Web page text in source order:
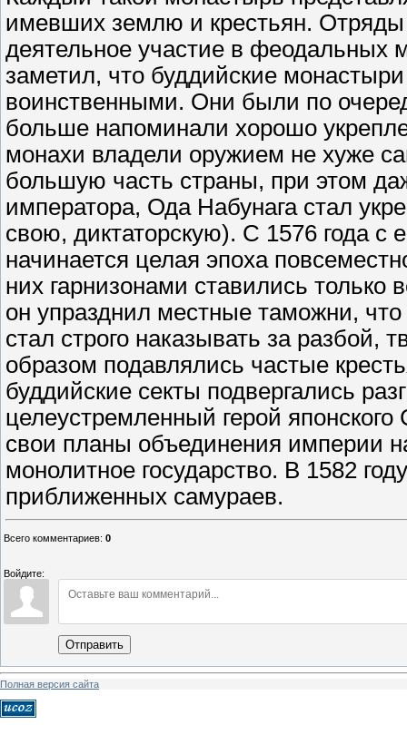
имевших землю и крестьян.
деятельное участие в феодальных
заметил, что буддийские
воинственными. Они были по
больше напоминали хорошо
монахи владели оружием не хуже
большую часть страны, при этом
императора, Ода Набунага стал
свою, диктаторскую). С 1576 года с
начинается целая эпоха
них гарнизонами ставились только
он упразднил местные таможни,
стал строго наказывать за
образом подавлялись частые
буддийские секты подвергались
целеустремленный герой
свои планы объединения империи
монолитное государство. В 1582
приближенных самураев.
Всего комментариев: 0
Войдите:
Отправить
Полная версия сайта